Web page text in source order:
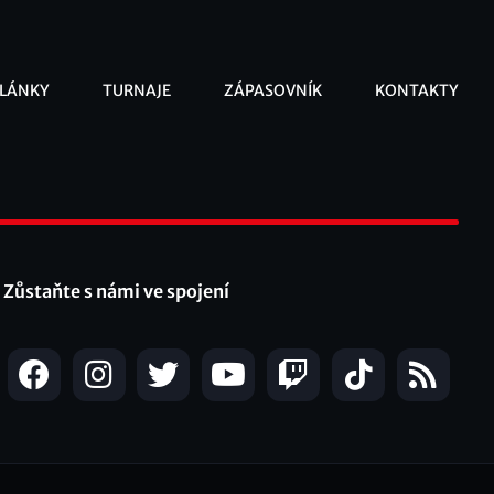
TURNAJE ZÁPASOVNÍK KONTAKTY
Zůstaňte s námi ve spojení